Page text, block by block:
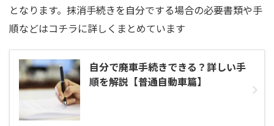
となります。抹消手続きを自分でする場合の必要書類や手
順などはコチラに詳しくまとめています
自分で廃車手続きできる？詳しい手
順を解説【普通自動車篇】